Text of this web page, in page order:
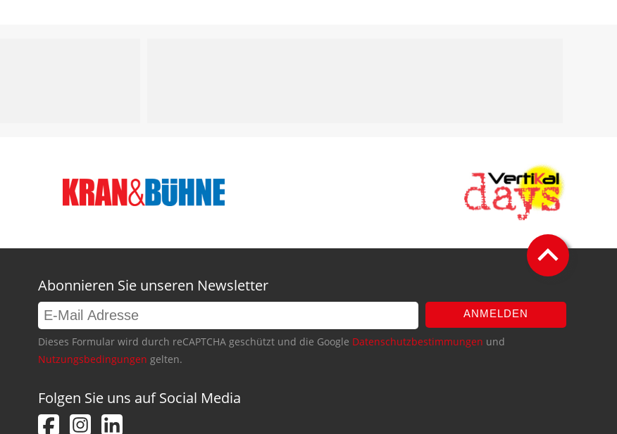
Abonnieren Sie unseren Newsletter
ANMELDEN
Dieses Formular wird durch reCAPTCHA geschützt und die Google Datenschutzbestimmungen und
Nutzungsbedingungen gelten.
Folgen Sie uns auf Social Media